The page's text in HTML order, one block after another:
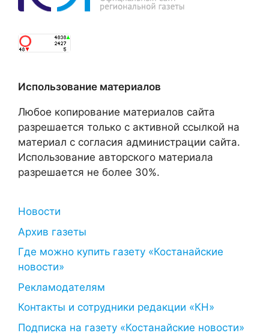
Использование материалов
Любое копирование материалов сайта
разрешается только с активной ссылкой на
материал с согласия администрации сайта.
Использование авторского материала
разрешается не более 30%.
Новости
Архив газеты
Где можно купить газету «Костанайские
новости»
Рекламодателям
Контакты и сотрудники редакции «КН»
Подписка на газету «Костанайские новости»